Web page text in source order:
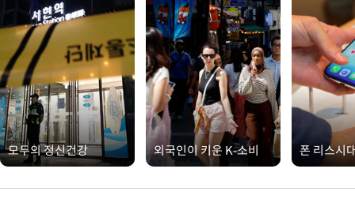
모두의 정신건강 외국인이 키운 K-소비 폰 리스시